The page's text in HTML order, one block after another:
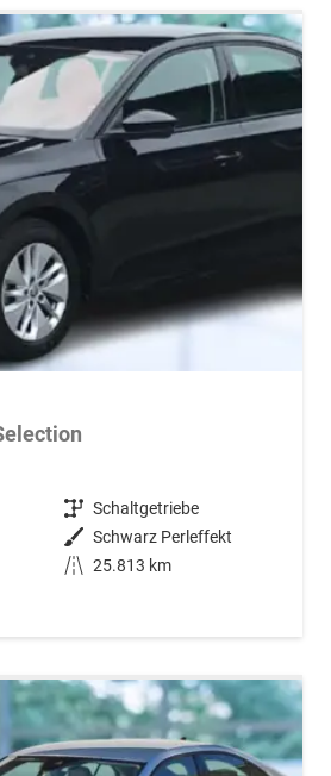
Getriebe Schaltgetriebe
Außenfarbe Schwarz Perleffekt
Kilometerstand 25.813 km